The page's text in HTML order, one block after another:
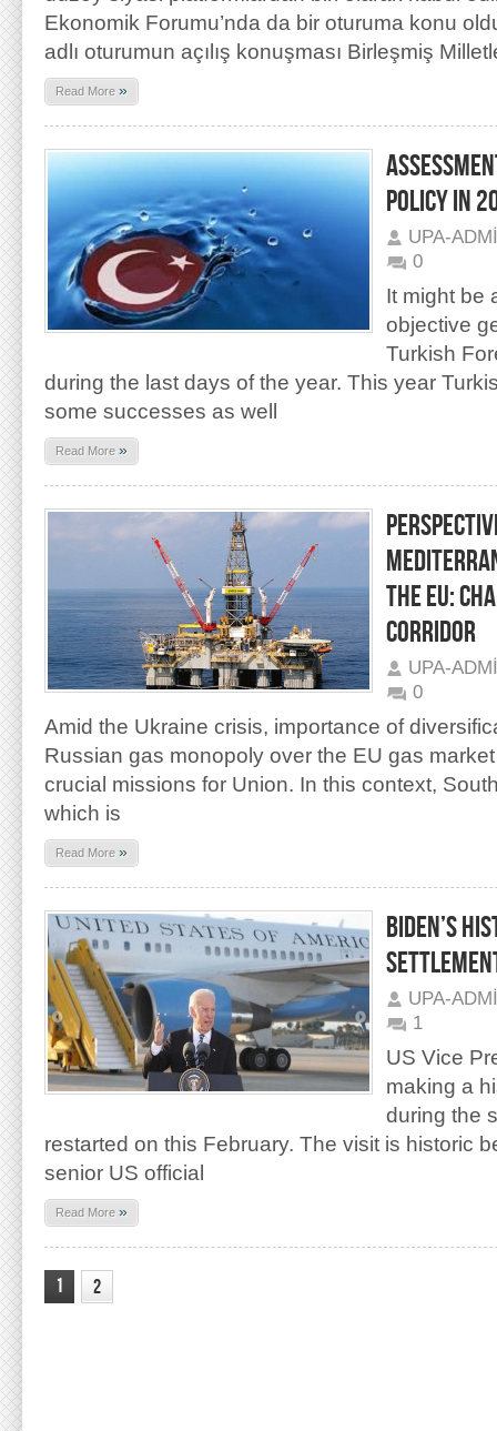
Ekonomik Forumu’nda da bir oturuma konu
adlı oturumun açılış konuşması Birleşmiş
Read More »
POLICY IN
UPA-
0
It might be
objective
Turkish
during the last days of the year. This year
some successes as well
Read More »
THE EU:
CORRIDOR
UPA-
0
Amid the Ukraine crisis, importance of
Russian gas monopoly over the EU gas
crucial missions for Union. In this context,
which is
Read More »
BIDEN’S
UPA-
1
US Vice
making a
during the
restarted on this February. The visit is historic
senior US official
Read More »
1 2